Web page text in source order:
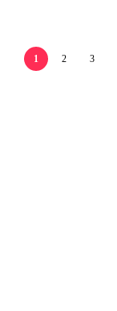
1 2 3